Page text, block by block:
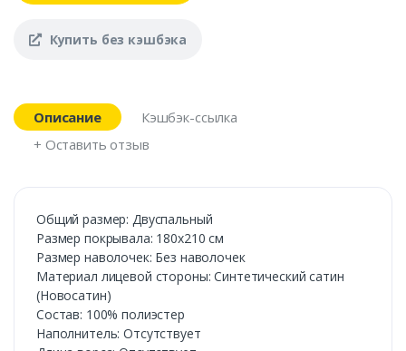
Купить без кэшбэка
Описание
Кэшбэк-ссылка
+ Оставить отзыв
Общий размер: Двуспальный
Размер покрывала: 180х210 см
Размер наволочек: Без наволочек
Материал лицевой стороны: Синтетический сатин
(Новосатин)
Состав: 100% полиэстер
Наполнитель: Отсутствует